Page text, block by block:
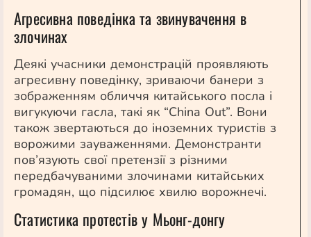
Агресивна поведінка та звинувачення в
злочинах
Деякі учасники демонстрацій проявляють
агресивну поведінку, зриваючи банери з
зображенням обличчя китайського посла і
вигукуючи гасла, такі як “China Out”. Вони
також звертаються до іноземних туристів з
ворожими зауваженнями. Демонстранти
пов’язують свої претензії з різними
передбачуваними злочинами китайських
громадян, що підсилює хвилю ворожнечі.
Статистика протестів у Мьонг-донгу